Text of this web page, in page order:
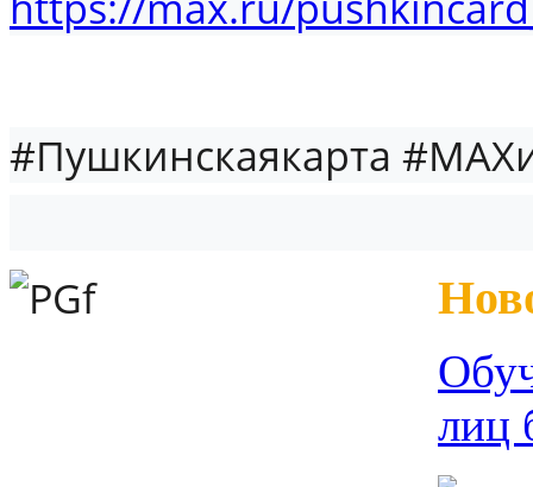
#Пушкинскаякарта
лиц